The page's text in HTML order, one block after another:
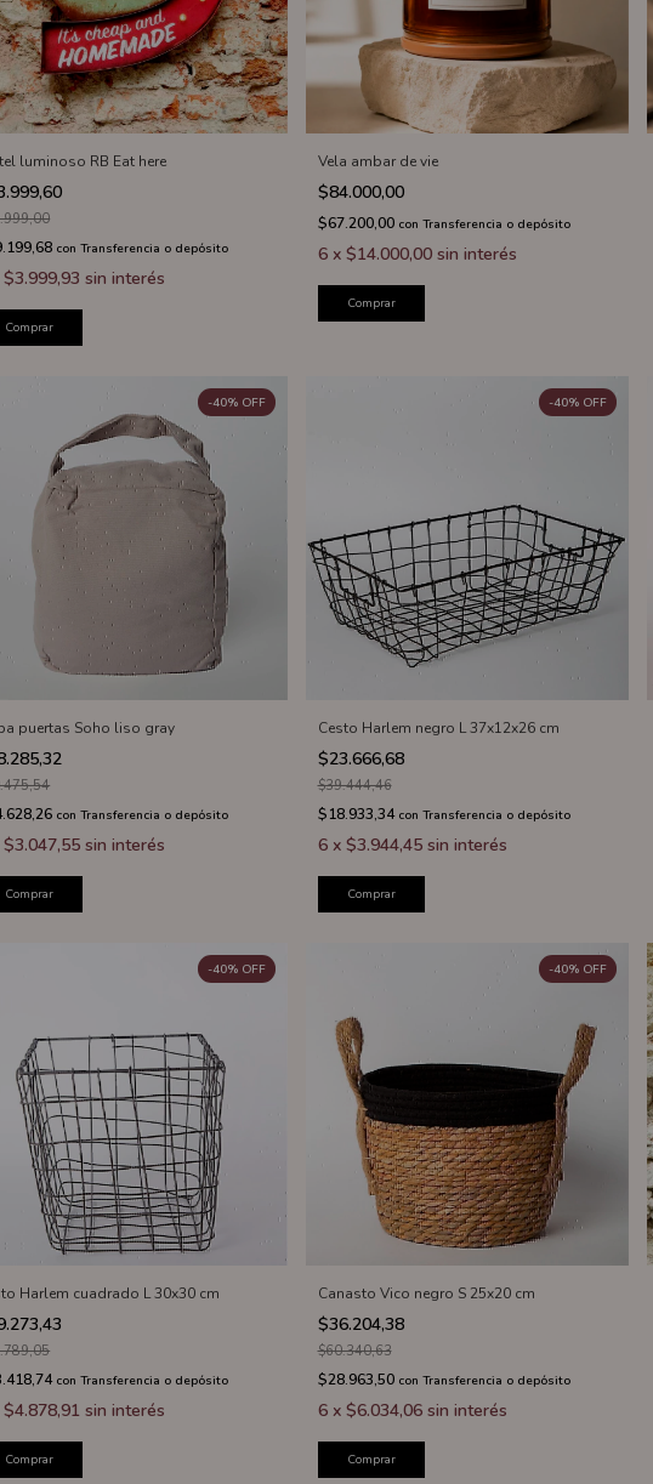
luminoso RB Eat here
con Transferencia o depósito
$3.999,93 sin interés
Comprar
Vela ambar de vie
$84.000,00
$67.200,00 con Transferencia o depósito
6 x $14.000,00 sin interés
Comprar
puertas Soho liso gray
-40% OFF
con Transferencia o depósito
$3.047,55 sin interés
Comprar
Cesto Harlem negro L 37x12x26 cm
$23.666,68
-40% OFF
$39.444,46
$18.933,34 con Transferencia o depósito
6 x $3.944,45 sin interés
Comprar
Harlem cuadrado L 30x30 cm
-40% OFF
con Transferencia o depósito
$4.878,91 sin interés
Comprar
Canasto Vico negro S 25x20 cm
$36.204,38
-40% OFF
$60.340,63
$28.963,50 con Transferencia o depósito
6 x $6.034,06 sin interés
Comprar